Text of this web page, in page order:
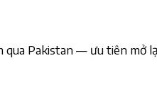
Pakistan — ưu tiên mở